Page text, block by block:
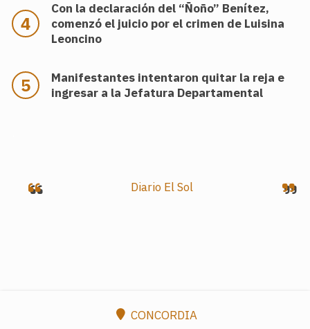
Con la declaración del “Ñoño” Benítez,
comenzó el juicio por el crimen de Luisina
Leoncino
Manifestantes intentaron quitar la reja e
ingresar a la Jefatura Departamental
Diario El Sol
CONCORDIA